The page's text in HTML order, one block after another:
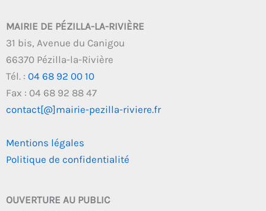
MAIRIE DE PÉZILLA-LA-RIVIÈRE
31 bis, Avenue du Canigou
66370 Pézilla-la-Rivière
Tél. : 04 68 92 00 10
Fax : 04 68 92 88 47
contact[@]mairie-pezilla-riviere.fr
Mentions légales
Politique de confidentialité
OUVERTURE AU PUBLIC